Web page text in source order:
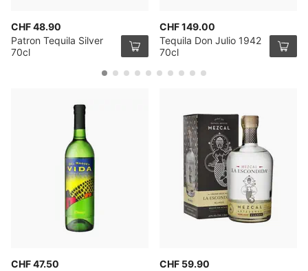
CHF 48.90
Patron Tequila Silver
70cl
CHF 149.00
Tequila Don Julio 1942
70cl
CHF 47.50
CHF 59.90